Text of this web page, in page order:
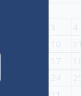
3
4
10
17
24